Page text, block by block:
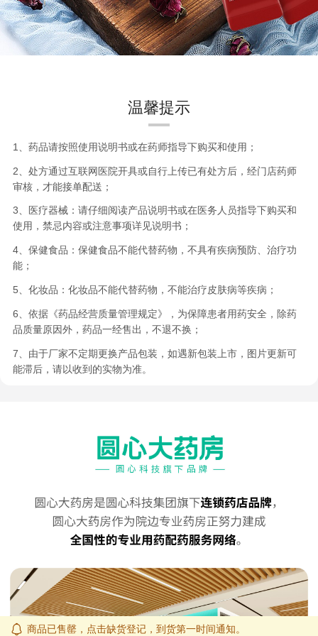
温馨提示
1、药品请按照使用说明书或在药师指导下购买和使用；
2、处方通过互联网医院开具或自行上传已有处方后，经门店药师
审核，才能接单配送；
3、医疗器械：请仔细阅读产品说明书或在医务人员指导下购买和
使用，禁忌内容或注意事项详见说明书；
4、保健食品：保健食品不能代替药物，不具有疾病预防、治疗功
能；
5、化妆品：化妆品不能代替药物，不能治疗皮肤病等疾病；
6、依据《药品经营质量管理规定》，为保障患者用药安全，除药
品质量原因外，药品一经售出，不退不换；
7、由于厂家不定期更换产品包装，如遇新包装上市，图片更新可
能滞后，请以收到的实物为准。
商品已售罄，点击缺货登记，到货第一时间通知。